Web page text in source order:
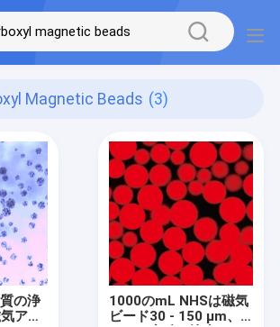
Magnetic Beads (3)
の浄
アガ
1000のmL NHSは磁気
ビード30 - 150 μm、